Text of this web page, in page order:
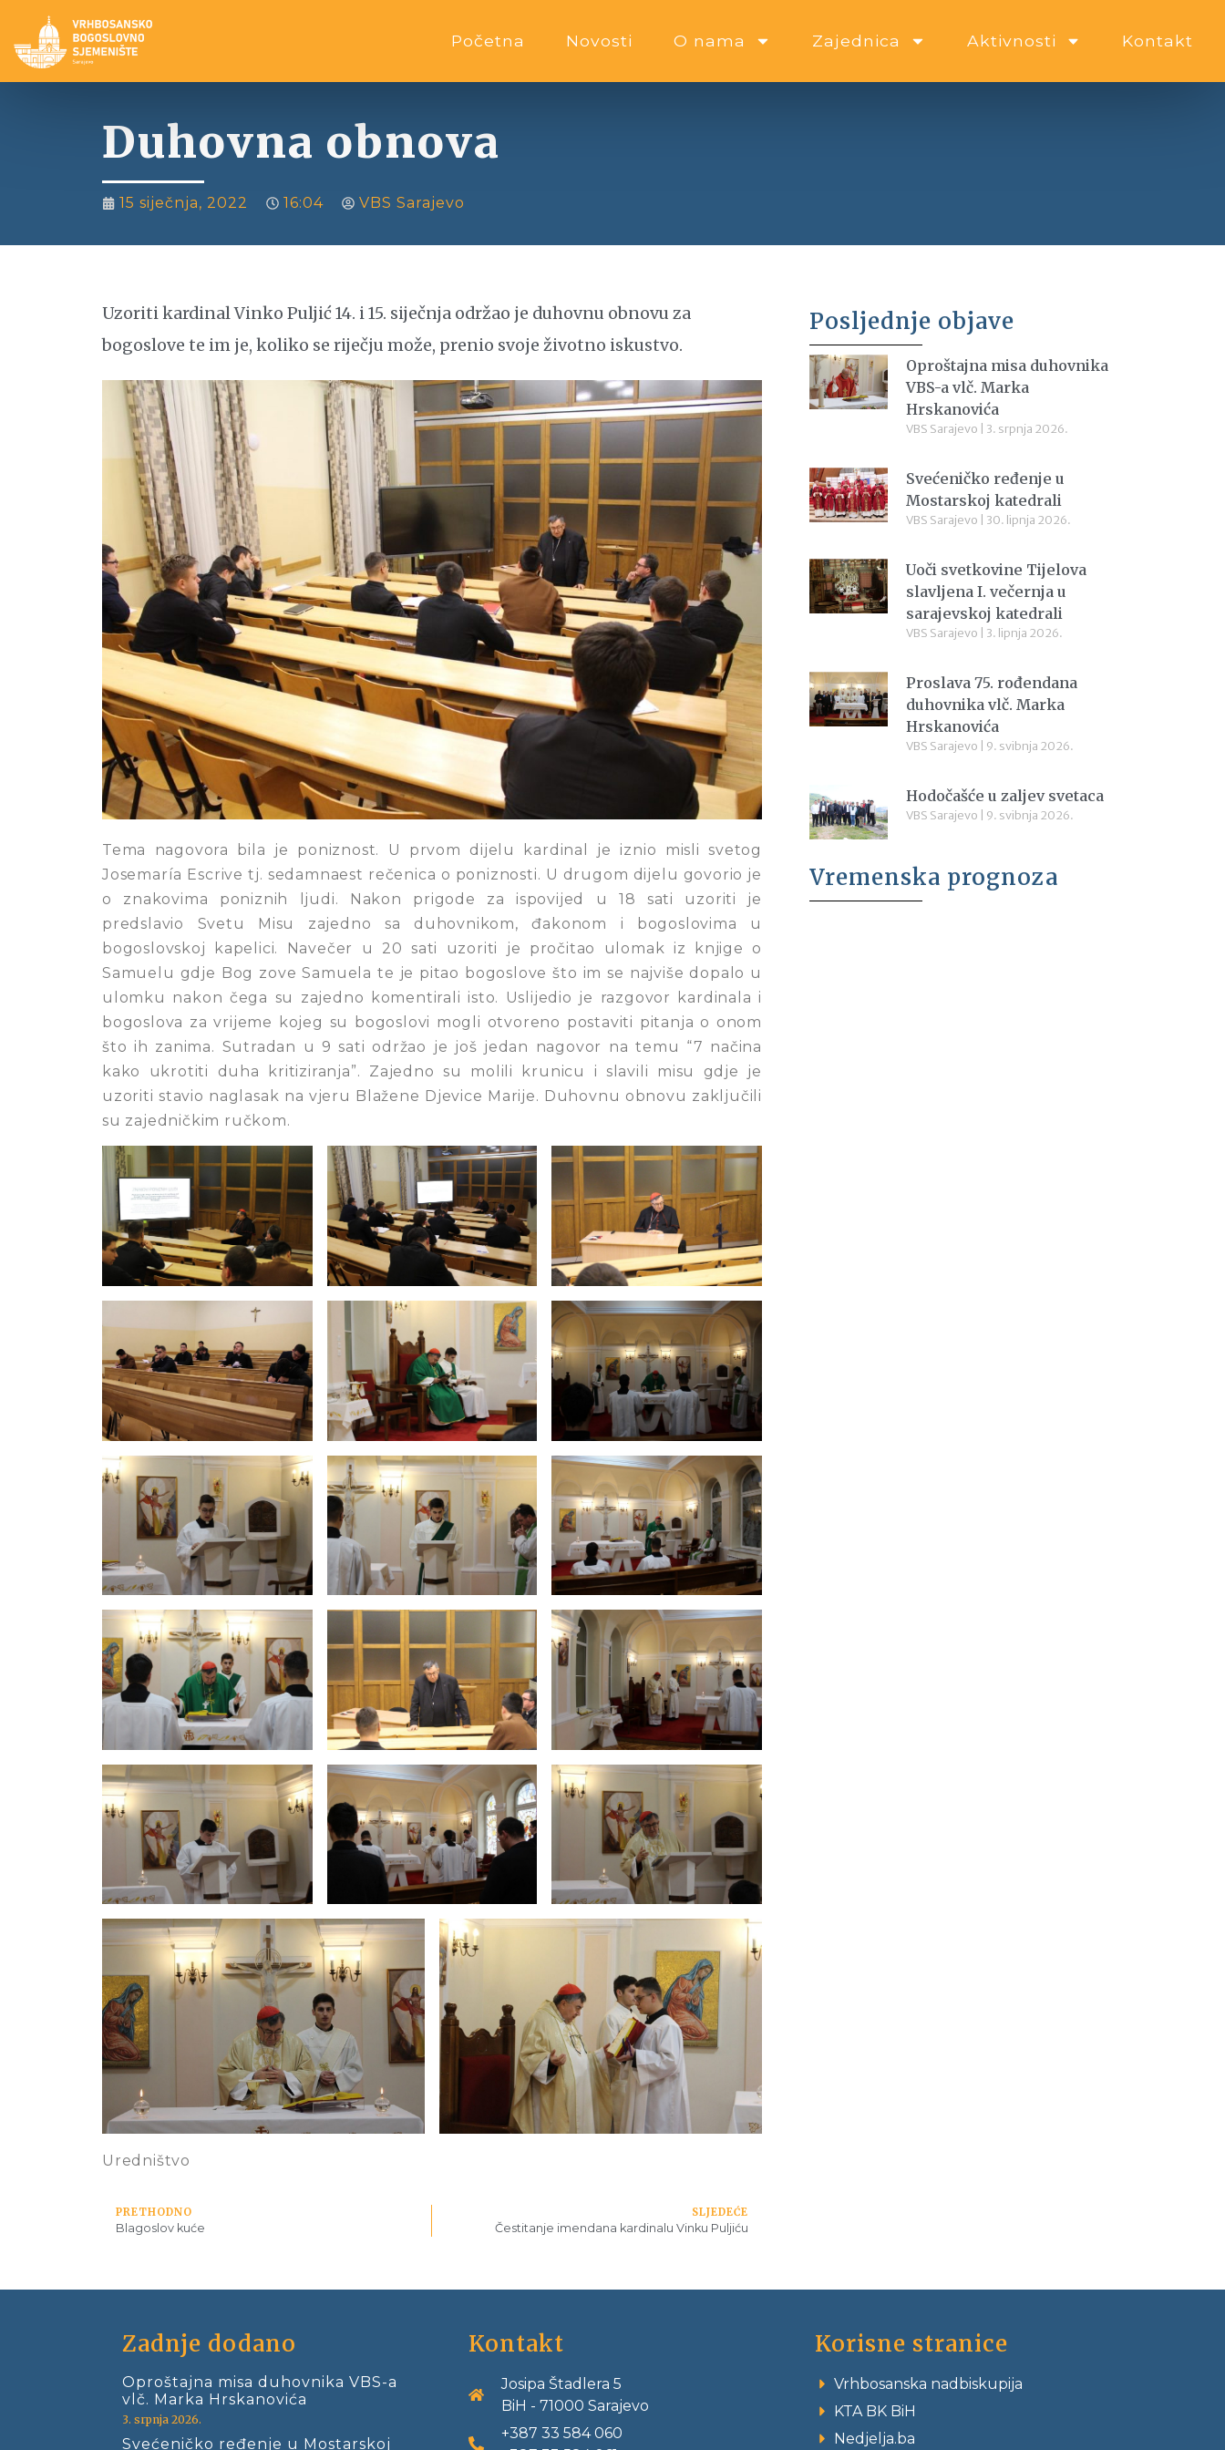
Početna Novosti O nama Zajednica Aktivnosti Kontakt
Duhovna obnova
15 siječnja, 2022 16:04 VBS Sarajevo
Uzoriti kardinal Vinko Puljić 14. i 15. siječnja održao je duhovnu obnovu za
bogoslove te im je, koliko se riječju može, prenio svoje životno iskustvo.
Tema nagovora bila je poniznost. U prvom dijelu kardinal je iznio misli svetog
Josemaría Escrive tj. sedamnaest rečenica o poniznosti. U drugom dijelu govorio je
o znakovima poniznih ljudi. Nakon prigode za ispovijed u 18 sati uzoriti je
predslavio Svetu Misu zajedno sa duhovnikom, đakonom i bogoslovima u
bogoslovskoj kapelici. Navečer u 20 sati uzoriti je pročitao ulomak iz knjige o
Samuelu gdje Bog zove Samuela te je pitao bogoslove što im se najviše dopalo u
ulomku nakon čega su zajedno komentirali isto. Uslijedio je razgovor kardinala i
bogoslova za vrijeme kojeg su bogoslovi mogli otvoreno postaviti pitanja o onom
što ih zanima. Sutradan u 9 sati održao je još jedan nagovor na temu “7 načina
kako ukrotiti duha kritiziranja”. Zajedno su molili krunicu i slavili misu gdje je
uzoriti stavio naglasak na vjeru Blažene Djevice Marije. Duhovnu obnovu zaključili
su zajedničkim ručkom.
Uredništvo
PRETHODNO
Blagoslov kuće
SLJEDEĆE
Čestitanje imendana kardinalu Vinku Puljiću
Posljednje objave
Oproštajna misa duhovnika
VBS-a vlč. Marka
Hrskanovića
VBS Sarajevo 3. srpnja 2026.
Svećeničko ređenje u
Mostarskoj katedrali
VBS Sarajevo 30. lipnja 2026.
Uoči svetkovine Tijelova
slavljena I. večernja u
sarajevskoj katedrali
VBS Sarajevo 3. lipnja 2026.
Proslava 75. rođendana
duhovnika vlč. Marka
Hrskanovića
VBS Sarajevo 9. svibnja 2026.
Hodočašće u zaljev svetaca
VBS Sarajevo 9. svibnja 2026.
Vremenska prognoza
Zadnje dodano
Oproštajna misa duhovnika VBS-a
vlč. Marka Hrskanovića
3. srpnja 2026.
Svećeničko ređenje u Mostarskoj
Kontakt
Josipa Štadlera 5
BiH - 71000 Sarajevo
+387 33 584 060
Korisne stranice
Vrhbosanska nadbiskupija
KTA BK BiH
Nedjelja.ba